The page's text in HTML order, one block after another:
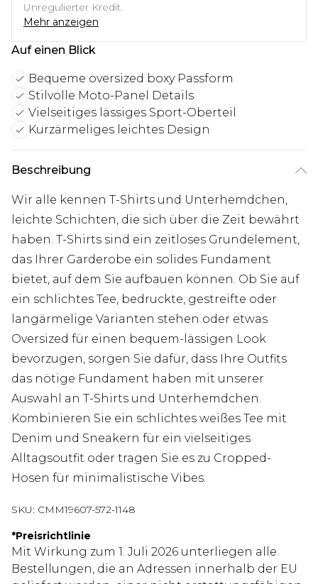
Unregulierter Kredit.
Mehr anzeigen
Auf einen Blick
Bequeme oversized boxy Passform
Stilvolle Moto-Panel Details
Vielseitiges lässiges Sport-Oberteil
Kurzärmeliges leichtes Design
Beschreibung
Wir alle kennen T-Shirts und Unterhemdchen,
leichte Schichten, die sich über die Zeit bewährt
haben. T-Shirts sind ein zeitloses Grundelement,
das Ihrer Garderobe ein solides Fundament
bietet, auf dem Sie aufbauen können. Ob Sie auf
ein schlichtes Tee, bedruckte, gestreifte oder
langärmelige Varianten stehen oder etwas
Oversized für einen bequem-lässigen Look
bevorzugen, sorgen Sie dafür, dass Ihre Outfits
das nötige Fundament haben mit unserer
Auswahl an T-Shirts und Unterhemdchen.
Kombinieren Sie ein schlichtes weißes Tee mit
Denim und Sneakern für ein vielseitiges
Alltagsoutfit oder tragen Sie es zu Cropped-
Hosen für minimalistische Vibes.
SKU: CMM19607-572-1148
*Preisrichtlinie
Mit Wirkung zum 1. Juli 2026 unterliegen alle
Bestellungen, die an Adressen innerhalb der EU